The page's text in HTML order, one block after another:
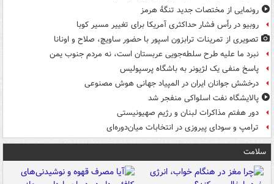
رونمایی از مختصات جدید تنگۀ هرمز
روبیو در رأس فشار حداکثری آمریکا برای تغییر مسیر کوبا
تصویری از تمرینات ترابزون اسپور با حضور ساویچ، صلاح و اونانا
نبرد ما علیه طرح سلطه‌جویی عربستان است، نه مردم جنوب یمن
پاسخ منفی یک لژیونر به باشگاه پرسپولیس
درخشش جوانان ایران در المپیاد جهانی هوش مصنوعی
پالایشگاه نفت اسلواکی منفجر شد
دور هفتم مذاکرات لبنان و رژیم صهیونیستی
ترامپ و سودای پیروزی در انتخابات میان‌دوره‌ای
سلامت